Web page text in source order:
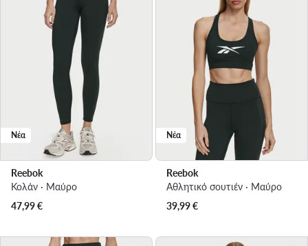
Νέα
Reebok
Κολάν · Μαύρο
47,99€
Νέα
Reebok
Αθλητικό σουτιέν · Μαύρο
39,99€